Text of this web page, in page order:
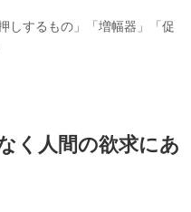
しするもの」「増幅器」「促
く人間の欲求にあ